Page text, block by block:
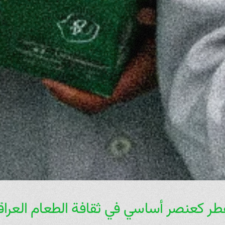
كعنصر أساسي في ثقافة الطعام